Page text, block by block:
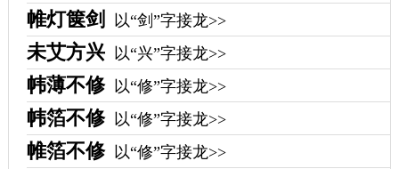
帷灯箧剑 以“剑”字接龙>>
未艾方兴 以“兴”字接龙>>
帏薄不修 以“修”字接龙>>
帏箔不修 以“修”字接龙>>
帷箔不修 以“修”字接龙>>